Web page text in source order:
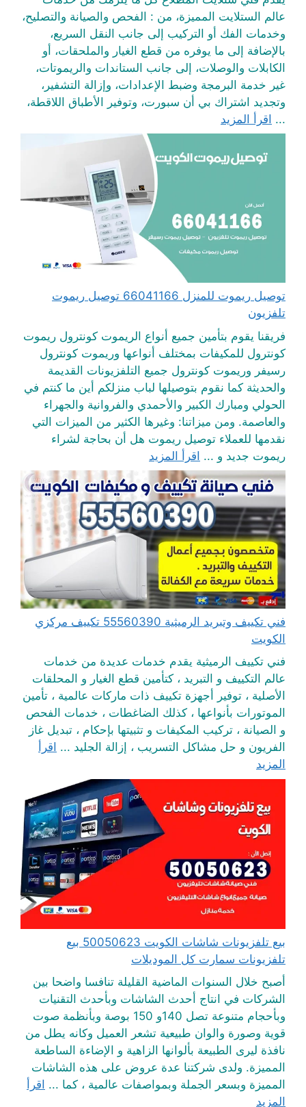
عالم الستلايت المميزة، من : الفحص والصيانة والتصليح،
وخدمات الفك أو التركيب إلى جانب النقل السريع،
بالإضافة إلى ما يوفره من قطع الغيار والملحقات، أو
الكابلات والوصلات، إلى جانب الستاندات والريموتات،
غير خدمة البرمجة وضبط الإعدادات، وإزالة التشفير،
وتجديد اشتراك بي أن سبورت، وتوفير الأطباق اللاقطة،
... اقرأ المزيد
توصيل ريموت للمنزل 66041166 توصيل ريموت
تلفزيون
فريقنا يقوم بتأمين جميع أنواع الريموت كونترول ريموت
كونترول للمكيفات بمختلف أنواعها وريموت كونترول
رسيفر وريموت كونترول جميع التلفزيونات القديمة
والحديثة كما نقوم بتوصيلها لباب منزلكم أين ما كنتم في
الحولي ومبارك الكبير والأحمدي والفروانية والجهراء
والعاصمة. ومن ميزاتنا: وغيرها الكثير من الميزات التي
نقدمها للعملاء توصيل ريموت هل أن بحاجة لشراء
ريموت جديد و ... اقرأ المزيد
فني تكييف وتبريد الرميثية 55560390 تكييف مركزي
الكويت
فني تكييف الرميثية يقدم خدمات عديدة من خدمات
عالم التكييف و التبريد ، كتأمين قطع الغيار و المحلقات
الأصلية ، توفير أجهزة تكييف ذات ماركات عالمية ، تأمين
الموتورات بأنواعها ، كذلك الضاغطات ، خدمات الفحص
و الصيانة ، تركيب المكيفات و تثبيتها بإحكام ، تبديل غاز
الفريون و حل مشاكل التسريب ، إزالة الجليد ... اقرأ
المزيد
بيع تلفزيونات شاشات الكويت 50050623 بيع
تلفزيونات سمارت كل الموديلات
أصبح خلال السنوات الماضية القليلة تنافسا واضحا بين
الشركات في انتاج أحدث الشاشات وبأحدث التقنيات
وبأحجام متنوعة تصل 140و 150 بوصة وبأنظمة صوت
قوية وصورة والوان طبيعية تشعر العميل وكانه يطل من
نافذة ليرى الطبيعة بألوانها الزاهية و الإضاءة الساطعة
المميزة. ولدى شركتنا عدة عروض على هذه الشاشات
المميزة وبسعر الجملة وبمواصفات عالمية ، كما ... اقرأ
المزيد